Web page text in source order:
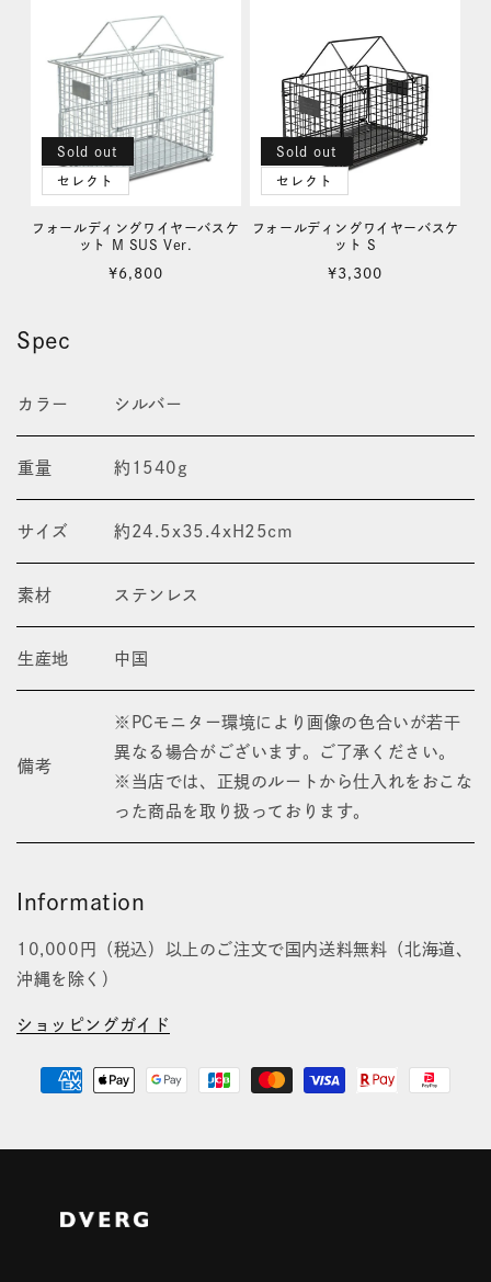
す
増
や
す
Sold out
セレクト
フォールディングワイヤーバスケ
ット M SUS Ver.
通
¥6,800
Sold out
セレクト
フォールディングワイヤーバスケ
ット S
通
¥3,300
Spec
カラー シルバー
重量 約1540g
サイズ 約24.5x35.4xH25cm
素材 ステンレス
生産地 中国
備考
※PCモニター環境により画像の色合いが若干
異なる場合がございます。ご了承ください。
※当店では、正規のルートから仕入れをおこな
った商品を取り扱っております。
Information
10,000円（税込）以上のご注文で国内送料無料（北海道、
沖縄を除く）
ショッピングガイド